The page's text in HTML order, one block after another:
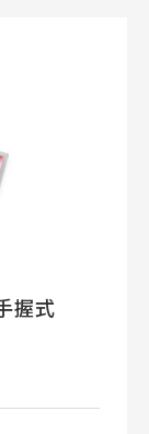
握式